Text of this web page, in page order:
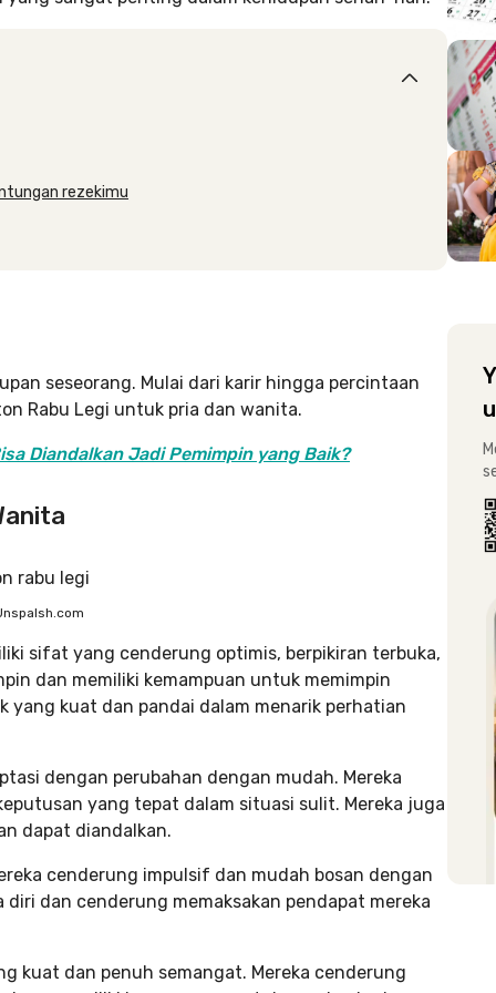
rezekimu
seseorang. Mulai dari karir hingga percintaan
Rabu Legi untuk pria dan wanita.
Diandalkan Jadi Pemimpin yang Baik?
sifat yang cenderung optimis, berpikiran terbuka,
dan memiliki kemampuan untuk memimpin
yang kuat dan pandai dalam menarik perhatian
dengan perubahan dengan mudah. Mereka
yang tepat dalam situasi sulit. Mereka juga
dapat diandalkan.
cenderung impulsif dan mudah bosan dengan
dan cenderung memaksakan pendapat mereka
kuat dan penuh semangat. Mereka cenderung